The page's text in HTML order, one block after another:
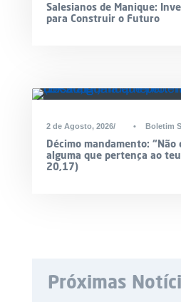
Salesianos de Manique:
para Construir o Futuro
2 de Agosto, 2026 • Boletim
Décimo mandamento: “Não
alguma que pertença ao
20,17)
Próximas